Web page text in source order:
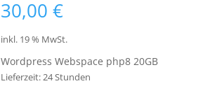
30,00€
inkl. 19 % MwSt.
Wordpress Webspace php8 20GB
Lieferzeit:24 Stunden